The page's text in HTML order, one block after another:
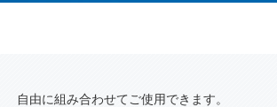
自由に組み合わせてご使用できます。